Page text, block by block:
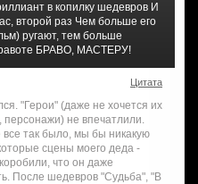
в копилку шедевров И
второй раз Чем больше его
ругают, тем больше
БРАВО, МАСТЕРУ!
Цитата
"Герои" (даже не хочется их
персонажи) не впечатлили.
так было, мы бы никакую
сцены моего деда -
что он даже
После шедевров "Судьба", "В